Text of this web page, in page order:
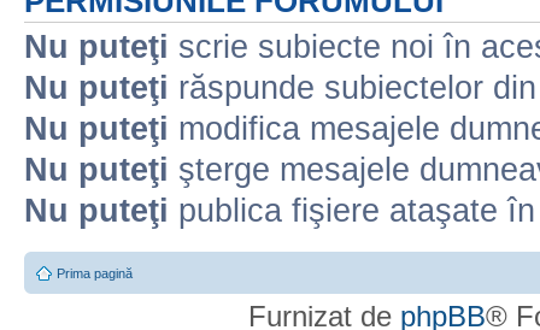
Nu puteţi scrie subiecte noi în
Nu puteţi răspunde subiectelor
Nu puteţi modifica mesajele
Nu puteţi şterge mesajele
Nu puteţi publica fişiere ataşate
Prima pagină
Furnizat de phpBB®